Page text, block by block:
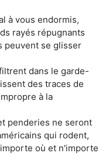
à vous endormis,
rayés répugnants
peuvent se glisser
dans le garde-
des traces de
à la
penderies ne seront
qui rodent,
où et n'importe